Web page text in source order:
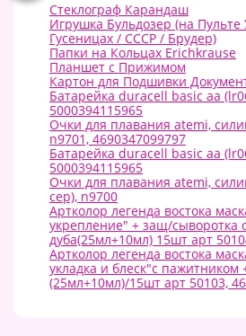
Стеклограф Карандаш
Игрушка Бульдозер (на
Гусеницах / СССР / Брудер)
Папки на Кольцах Erichkrause
Планшет с Прижимом
Картон для Подшивки
Батарейка duracell basic aa
5000394115965
Очки для плавания atemi,
n9701, 4690347099797
Батарейка duracell basic aa
5000394115965
Очки для плавания atemi,
сер), n9700
Артколор легенда востока
укрепление" + защ/сыворотка
дуба(25мл+10мл) 15шт арт
Артколор легенда востока
укладка и блеск"с пажитником
(25мл+10мл)/15шт арт 50103,